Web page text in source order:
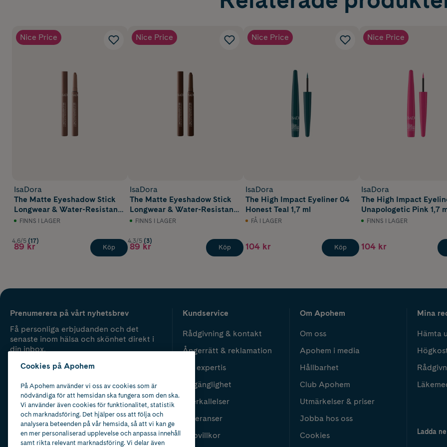
Nice Price
IsaDora
The Matte Eyeshadow Stick
Longwear & Water-Resistant
63 Cool Taupe
FINNS I LAGER
4.6/5 (17)
89 kr Köp
Nice Price
IsaDora
The Matte Eyeshadow Stick
Longwear & Water-Resistant
62 True Brown
FINNS I LAGER
4.3/5 (3)
89 kr Köp
Nice Price
IsaDora
The High Impact Eyeliner 04
Honest Teal 1,7 ml
FÅ I LAGER
104 kr Köp
Nice Price
IsaDora
The High Impact
Unapologetic Pink 1,7
FINNS I LAGER
104 kr
Prenumerera på vårt nyhetsbrev
Få personliga erbjudanden och det
senaste inom hälsa och skönhet direkt i
din inbox.
Kundservice
Rådgivning & kontakt
Ångerrätt & reklamation
Vår expertis
Tillgänglighet
Återkallelser
Leveranser
Köpvillkor
Om Apohem
Om oss
Apohem i media
Hållbarhet
Club Apohem
Utmärkelser & priser
Jobba hos oss
Cookies
Mina
Hämta
Ladda
Cookies på Apohem
På Apohem använder vi oss av cookies som är
nödvändiga för att hemsidan ska fungera som den ska.
Vi använder även cookies för funktionalitet, statistik
och marknadsföring. Det hjälper oss att följa och
analysera beteenden på vår hemsida, så att vi kan ge
en mer personaliserad upplevelse och anpassa innehåll
samt rikta relevant marknadsföring. Vi delar även